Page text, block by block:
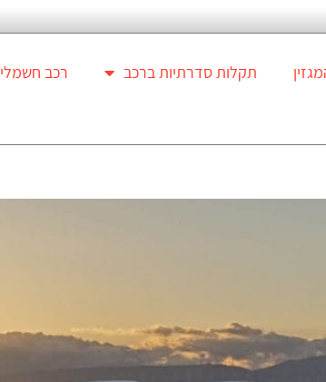
תקלות סדרתיות ברכב רכב חשמלי